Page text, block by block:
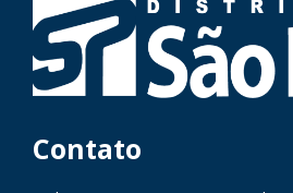
Contato